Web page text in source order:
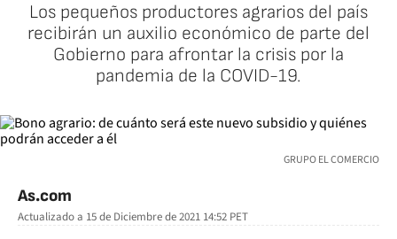
Los pequeños productores agrarios del país
recibirán un auxilio económico de parte del
Gobierno para afrontar la crisis por la
pandemia de la COVID-19.
GRUPO EL COMERCIO
As.com
Actualizado a 15 de Diciembre de 2021 14:52 PET